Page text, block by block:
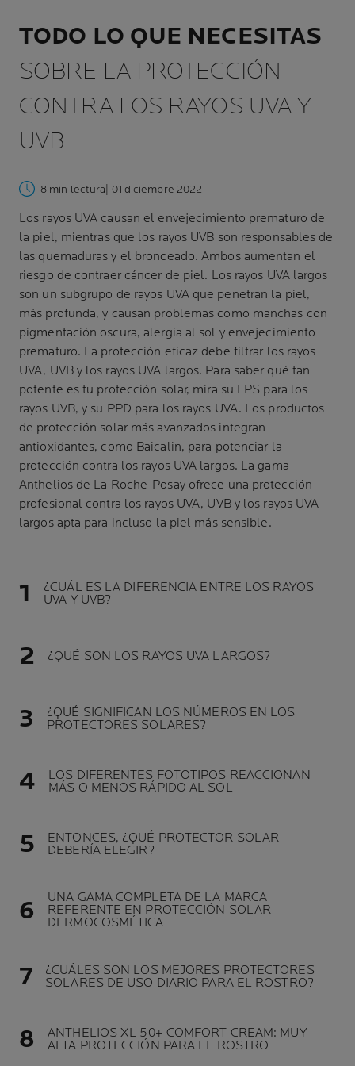
TODO LO QUE NECESITAS
SOBRE LA PROTECCIÓN
CONTRA LOS RAYOS UVA Y
UVB
8 min lectura | 01 diciembre 2022
Los rayos UVA causan el envejecimiento prematuro de
la piel, mientras que los rayos UVB son responsables de
las quemaduras y el bronceado. Ambos aumentan el
riesgo de contraer cáncer de piel. Los rayos UVA largos
son un subgrupo de rayos UVA que penetran la piel,
más profunda, y causan problemas como manchas con
pigmentación oscura, alergia al sol y envejecimiento
prematuro. La protección eficaz debe filtrar los rayos
UVA, UVB y los rayos UVA largos. Para saber qué tan
potente es tu protección solar, mira su FPS para los
rayos UVB, y su PPD para los rayos UVA. Los productos
de protección solar más avanzados integran
antioxidantes, como Baicalin, para potenciar la
protección contra los rayos UVA largos. La gama
Anthelios de La Roche-Posay ofrece una protección
profesional contra los rayos UVA, UVB y los rayos UVA
largos apta para incluso la piel más sensible.
¿CUÁL ES LA DIFERENCIA ENTRE LOS RAYOS
UVA Y UVB?
¿QUÉ SON LOS RAYOS UVA LARGOS?
¿QUÉ SIGNIFICAN LOS NÚMEROS EN LOS
PROTECTORES SOLARES?
LOS DIFERENTES FOTOTIPOS REACCIONAN
MÁS O MENOS RÁPIDO AL SOL
ENTONCES, ¿QUÉ PROTECTOR SOLAR
DEBERÍA ELEGIR?
UNA GAMA COMPLETA DE LA MARCA
REFERENTE EN PROTECCIÓN SOLAR
DERMOCOSMÉTICA
¿CUÁLES SON LOS MEJORES PROTECTORES
SOLARES DE USO DIARIO PARA EL ROSTRO?
ANTHELIOS XL 50+ COMFORT CREAM: MUY
ALTA PROTECCIÓN PARA EL ROSTRO